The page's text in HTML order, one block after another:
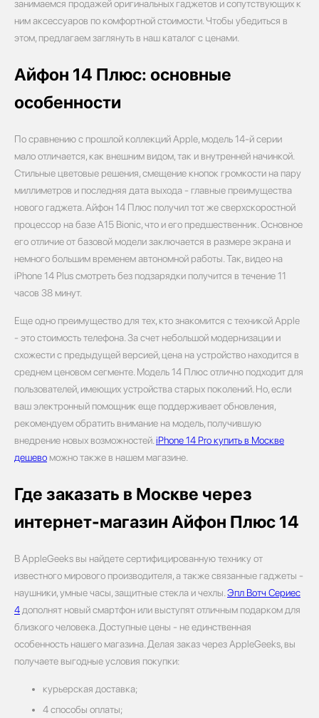
занимаемся продажей оригинальных гаджетов и сопутствующих к
ним аксессуаров по комфортной стоимости. Чтобы убедиться в
этом, предлагаем заглянуть в наш каталог с ценами.
Айфон 14 Плюс: основные
особенности
По сравнению с прошлой коллекций Apple, модель 14-й серии
мало отличается, как внешним видом, так и внутренней начинкой.
Стильные цветовые решения, смещение кнопок громкости на пару
миллиметров и последняя дата выхода - главные преимущества
нового гаджета. Айфон 14 Плюс получил тот же сверхскоростной
процессор на базе A15 Bionic, что и его предшественник. Основное
его отличие от базовой модели заключается в размере экрана и
немного большим временем автономной работы. Так, видео на
iPhone 14 Plus смотреть без подзарядки получится в течение 11
часов 38 минут.
Еще одно преимущество для тех, кто знакомится с техникой Apple
- это стоимость телефона. За счет небольшой модернизации и
схожести с предыдущей версией, цена на устройство находится в
среднем ценовом сегменте. Модель 14 Плюс отлично подходит для
пользователей, имеющих устройства старых поколений. Но, если
ваш электронный помощник еще поддерживает обновления,
рекомендуем обратить внимание на модель, получившую
внедрение новых возможностей. iPhone 14 Pro купить в Москве
дешево можно также в нашем магазине.
Где заказать в Москве через
интернет-магазин Айфон Плюс 14
В AppleGeeks вы найдете сертифицированную технику от
известного мирового производителя, а также связанные гаджеты -
наушники, умные часы, защитные стекла и чехлы. Эпл Вотч Сериес
4 дополнят новый смартфон или выступят отличным подарком для
близкого человека. Доступные цены - не единственная
особенность нашего магазина. Делая заказ через AppleGeeks, вы
получаете выгодные условия покупки:
курьерская доставка;
4 способы оплаты;